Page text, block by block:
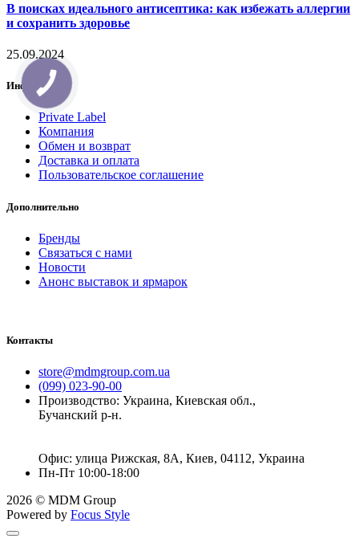
В поисках идеального антисептика: как избежать аллергии
и сохранить здоровье
25.09.2024
Информация
Private Label
Компания
Обмен и возврат
Доставка и оплата
Пользовательское соглашение
Дополнительно
Бренды
Связаться с нами
Новости
Анонс выставок и ярмарок
Контакты
store@mdmgroup.com.ua
(099) 023-90-00
Производство: Украина, Киевская обл.,
Бучанский р-н.
Офис: улица Рижская, 8А, Киев, 04112, Украина
Пн-Пт 10:00-18:00
2026 © MDM Group
Powered by Focus Style